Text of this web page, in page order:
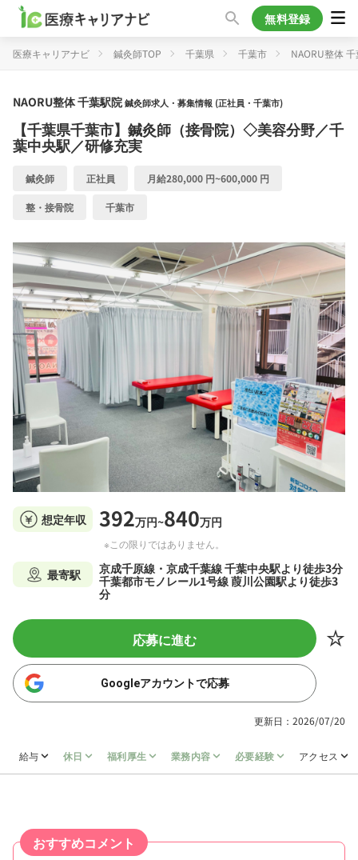
無料登録
医療キャリアナビ 鍼灸師TOP 千葉県 千葉市 NAORU整体
NAORU整体 千葉駅院鍼灸師求人・募集情報 (正社員・千葉市)
【千葉県千葉市】鍼灸師（接骨院）◇美容分野／千
葉中央駅／研修充実
鍼灸師 正社員 月給280,000 円~600,000 円
整・接骨院 千葉市
想定年収 392万円~840万円
※この限りではありません。
最寄駅
京成千原線・京成千葉線 千葉中央駅より徒歩3分
千葉都市モノレール1号線 葭川公園駅より徒歩3
分
応募に進む
Googleアカウントで応募
更新日：2026/07/20
給与 休日 福利厚生 業務内容 必要経験 アクセス
おすすめコメント